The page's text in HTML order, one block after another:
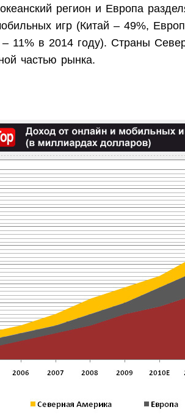
регион и Европа
игр (Китай – 49%,
11% в 2014 году). Страны
частью рынка.